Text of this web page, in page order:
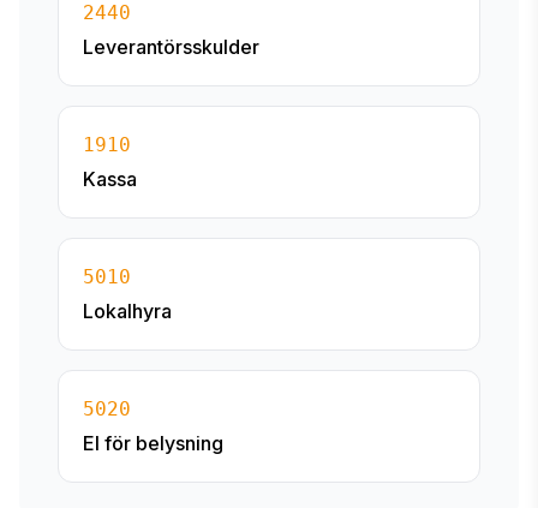
2440
Leverantörsskulder
1910
Kassa
5010
Lokalhyra
5020
El för belysning